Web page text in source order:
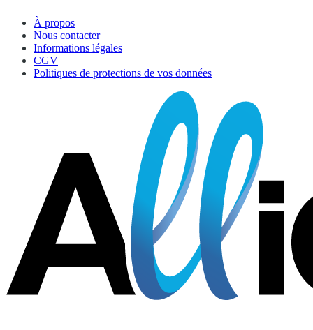
À propos
Nous contacter
Informations légales
CGV
Politiques de protections de vos données